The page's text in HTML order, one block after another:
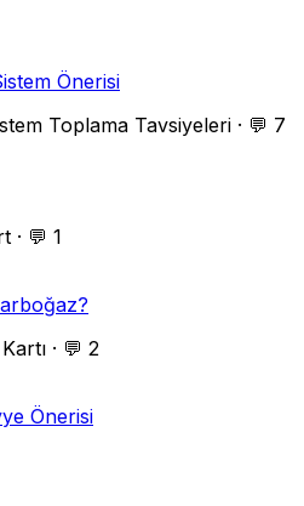
Önerisi
Toplama Tavsiyeleri · 💬 7
· 💬 1
· 💬 2
Önerisi